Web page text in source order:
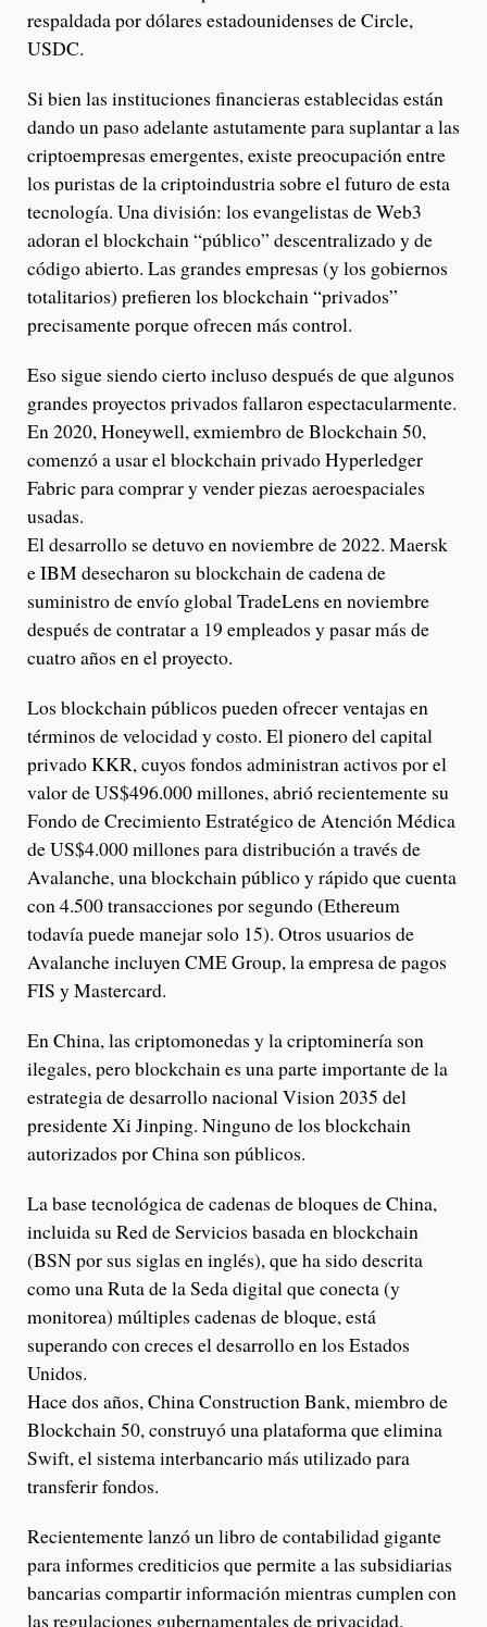
respaldada por dólares estadounidenses de Circle,
USDC.
Si bien las instituciones financieras establecidas están
dando un paso adelante astutamente para suplantar a las
criptoempresas emergentes, existe preocupación entre
los puristas de la criptoindustria sobre el futuro de esta
tecnología. Una división: los evangelistas de Web3
adoran el blockchain “público” descentralizado y de
código abierto. Las grandes empresas (y los gobiernos
totalitarios) prefieren los blockchain “privados”
precisamente porque ofrecen más control.
Eso sigue siendo cierto incluso después de que algunos
grandes proyectos privados fallaron espectacularmente.
En 2020, Honeywell, exmiembro de Blockchain 50,
comenzó a usar el blockchain privado Hyperledger
Fabric para comprar y vender piezas aeroespaciales
usadas.
El desarrollo se detuvo en noviembre de 2022. Maersk
e IBM desecharon su blockchain de cadena de
suministro de envío global TradeLens en noviembre
después de contratar a 19 empleados y pasar más de
cuatro años en el proyecto.
Los blockchain públicos pueden ofrecer ventajas en
términos de velocidad y costo. El pionero del capital
privado KKR, cuyos fondos administran activos por el
valor de US$496.000 millones, abrió recientemente su
Fondo de Crecimiento Estratégico de Atención Médica
de US$4.000 millones para distribución a través de
Avalanche, una blockchain público y rápido que cuenta
con 4.500 transacciones por segundo (Ethereum
todavía puede manejar solo 15). Otros usuarios de
Avalanche incluyen CME Group, la empresa de pagos
FIS y Mastercard.
En China, las criptomonedas y la criptominería son
ilegales, pero blockchain es una parte importante de la
estrategia de desarrollo nacional Vision 2035 del
presidente Xi Jinping. Ninguno de los blockchain
autorizados por China son públicos.
La base tecnológica de cadenas de bloques de China,
incluida su Red de Servicios basada en blockchain
(BSN por sus siglas en inglés), que ha sido descrita
como una Ruta de la Seda digital que conecta (y
monitorea) múltiples cadenas de bloque, está
superando con creces el desarrollo en los Estados
Unidos.
Hace dos años, China Construction Bank, miembro de
Blockchain 50, construyó una plataforma que elimina
Swift, el sistema interbancario más utilizado para
transferir fondos.
Recientemente lanzó un libro de contabilidad gigante
para informes crediticios que permite a las subsidiarias
bancarias compartir información mientras cumplen con
las regulaciones gubernamentales de privacidad.